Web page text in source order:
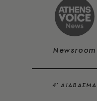
Newsroom
4’ ΔΙΑΒΑΣΜΑ